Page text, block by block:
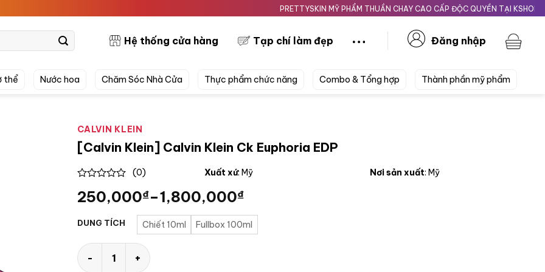
PRETTYSKIN MỸ PHẨM THUẦN CHAY CAO CẤP ĐỘC QUYỀN TẠI
Hệ thống cửa hàng Tạp chí làm đẹp Đăng nhập
thể Nước hoa Chăm Sóc Nhà Cửa Thực phẩm chức năng Combo & Tổng hợp Thành phần mỹ phẩm
CALVIN KLEIN
[Calvin Klein] Calvin Klein Ck Euphoria EDP
out
(0) Xuất xứ: Mỹ Nơi sản xuất: Mỹ
250,000₫–1,800,000₫
DUNG TÍCH Chiết 10ml Fullbox 100ml
[Calvin Klein] Calvin Klein Ck Euphoria EDP số lượng